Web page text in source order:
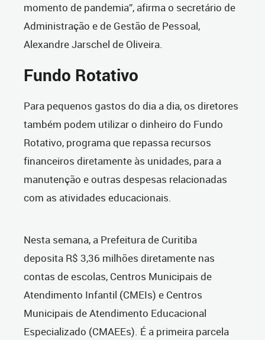
momento de pandemia”, afirma o secretário de
Administração e de Gestão de Pessoal,
Alexandre Jarschel de Oliveira.
Fundo Rotativo
Para pequenos gastos do dia a dia, os diretores
também podem utilizar o dinheiro do Fundo
Rotativo, programa que repassa recursos
financeiros diretamente às unidades, para a
manutenção e outras despesas relacionadas
com as atividades educacionais.
Nesta semana, a Prefeitura de Curitiba
deposita R$ 3,36 milhões diretamente nas
contas de escolas, Centros Municipais de
Atendimento Infantil (CMEIs) e Centros
Municipais de Atendimento Educacional
Especializado (CMAEEs). É a primeira parcela